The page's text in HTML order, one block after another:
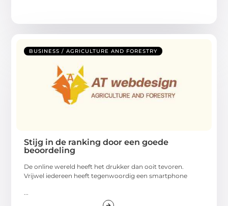
BUSINESS / AGRICULTURE AND FORESTRY
Stijg in de ranking door een goede
beoordeling
De online wereld heeft het drukker dan ooit tevoren.
Vrijwel iedereen heeft tegenwoordig een smartphone